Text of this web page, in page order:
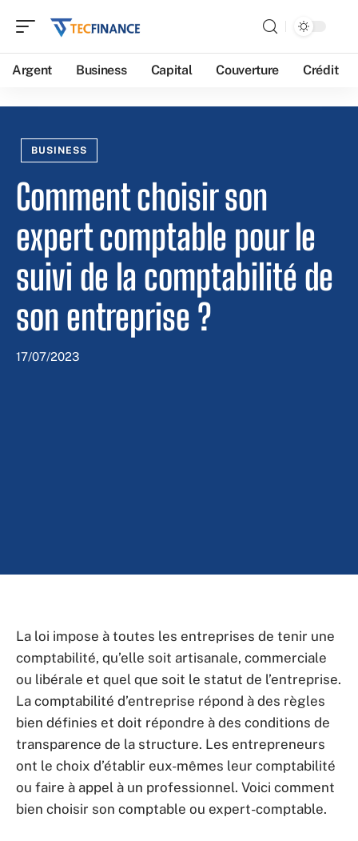
Argent Business Capital Couverture Crédit
BUSINESS
Comment choisir son
expert comptable pour le
suivi de la comptabilité de
son entreprise ?
17/07/2023
La loi impose à toutes les entreprises de tenir une
comptabilité, qu’elle soit artisanale, commerciale
ou libérale et quel que soit le statut de l’entreprise.
La comptabilité d’entreprise répond à des règles
bien définies et doit répondre à des conditions de
transparence de la structure. Les entrepreneurs
ont le choix d’établir eux-mêmes leur comptabilité
ou faire à appel à un professionnel. Voici comment
bien choisir son comptable ou expert-comptable.